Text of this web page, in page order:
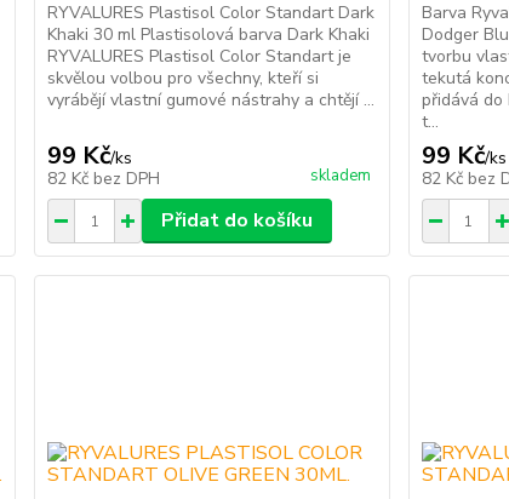
RYVALURES Plastisol Color Standart Dark
Khaki 30 ml Plastisolová barva Dark Khaki
RYVALURES Plastisol Color Standart je
skvělou volbou pro všechny, kteří si
vyrábějí vlastní gumové nástrahy a chtějí ...
99 Kč/ks
82 Kč bez DPH skladem
Přidat do košíku
Barva
Dodger
tvorbu
tekutá
přidává
t...
99 Kč/ks
82 Kč bez